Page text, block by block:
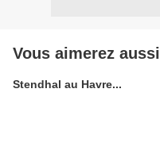
Vous aimerez aussi
Stendhal au Havre...